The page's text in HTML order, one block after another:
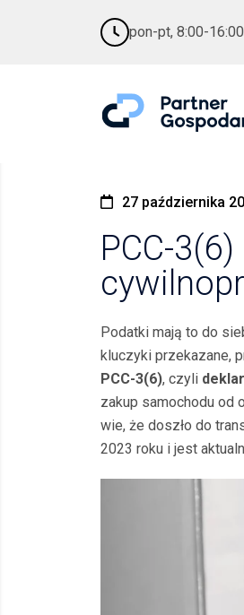
pon-pt, 8:00-16:00
27 października
PCC-
Podatki mają to do
kluczyki przekazane,
PCC-3(6), czyli
zakup samochodu od
wie, że doszło do
2023 roku i jest